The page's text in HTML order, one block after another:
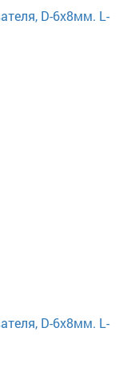
D-6х8мм. L-
D-6х8мм. L-